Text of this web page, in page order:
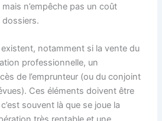
n’empêche pas un coût
existent, notamment si la vente du
professionnelle, un
de l’emprunteur (ou du conjoint
Ces éléments doivent être
souvent là que se joue la